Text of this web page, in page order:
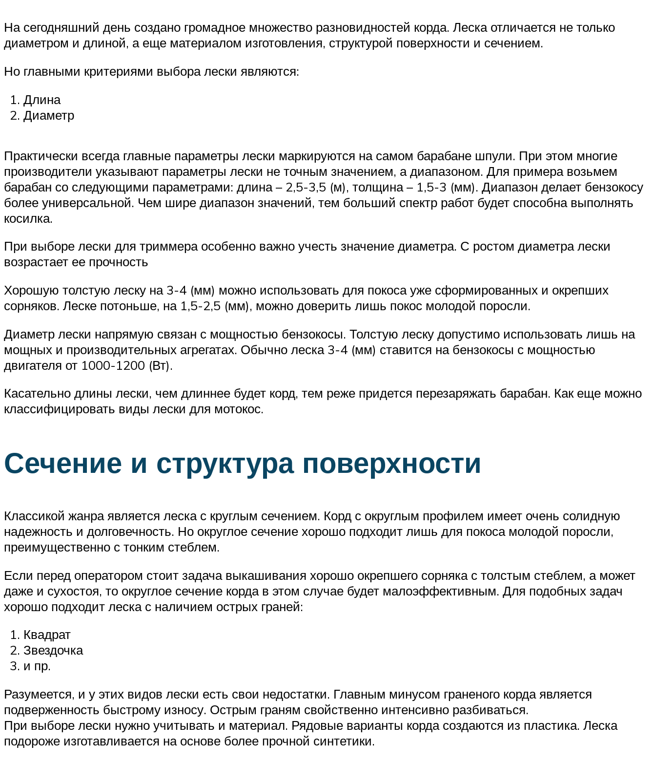
На сегодняшний день создано громадное множество разновидностей корда. Леска отличается не только
диаметром и длиной, а еще материалом изготовления, структурой поверхности и сечением.
Но главными критериями выбора лески являются:
Длина
Диаметр
Практически всегда главные параметры лески маркируются на самом барабане шпули. При этом многие
производители указывают параметры лески не точным значением, а диапазоном. Для примера возьмем
барабан со следующими параметрами: длина – 2,5-3,5 (м), толщина – 1,5-3 (мм). Диапазон делает бензокосу
более универсальной. Чем шире диапазон значений, тем больший спектр работ будет способна выполнять
косилка.
При выборе лески для триммера особенно важно учесть значение диаметра. С ростом диаметра лески
возрастает ее прочность
Хорошую толстую леску на 3-4 (мм) можно использовать для покоса уже сформированных и окрепших
сорняков. Леске потоньше, на 1,5-2,5 (мм), можно доверить лишь покос молодой поросли.
Диаметр лески напрямую связан с мощностью бензокосы. Толстую леску допустимо использовать лишь на
мощных и производительных агрегатах. Обычно леска 3-4 (мм) ставится на бензокосы с мощностью
двигателя от 1000-1200 (Вт).
Касательно длины лески, чем длиннее будет корд, тем реже придется перезаряжать барабан. Как еще можно
классифицировать виды лески для мотокос.
Сечение и структура поверхности
Классикой жанра является леска с круглым сечением. Корд с округлым профилем имеет очень солидную
надежность и долговечность. Но округлое сечение хорошо подходит лишь для покоса молодой поросли,
преимущественно с тонким стеблем.
Если перед оператором стоит задача выкашивания хорошо окрепшего сорняка с толстым стеблем, а может
даже и сухостоя, то округлое сечение корда в этом случае будет малоэффективным. Для подобных задач
хорошо подходит леска с наличием острых граней:
Квадрат
Звездочка
и пр.
Разумеется, и у этих видов лески есть свои недостатки. Главным минусом граненого корда является
подверженность быстрому износу. Острым граням свойственно интенсивно разбиваться.
При выборе лески нужно учитывать и материал. Рядовые варианты корда создаются из пластика. Леска
подороже изготавливается на основе более прочной синтетики.